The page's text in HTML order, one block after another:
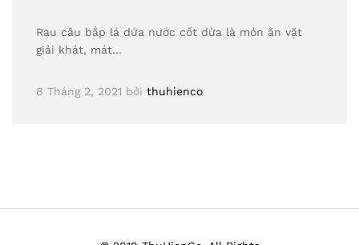
Rau câu bắp lá dứa nước cốt dừa là món ăn vặt
giải khát, mát…
8 Tháng 2, 2021 bởi thuhienco